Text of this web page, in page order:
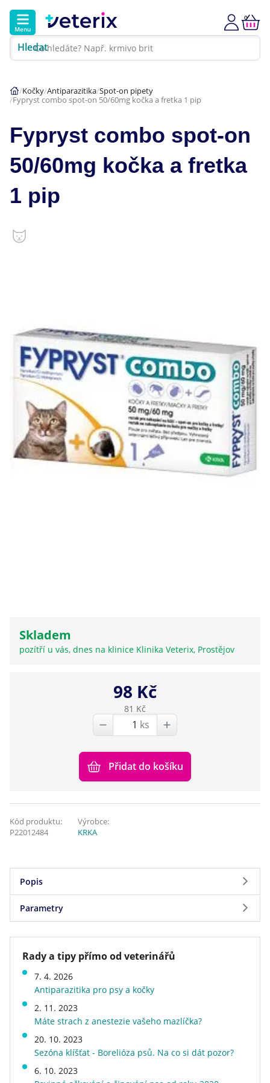
Menu
Hledat
0
Hlavní kategorie
Akce
Psi
Kočky
Veterinární diety
777 319 516
info@veterix.cz
E-shop Veterix
777 319 517 (Po–Pá, 8–15h)
eshop@veterix.cz
Kočky Antiparazitika Spot-on pipety
Fypryst combo spot-on 50/60mg kočka a fretka 1 pip
Fypryst combo spot-on
50/60mg kočka a fretka
1 pip
Skladem
pozítří u vás, dnes na klinice Klinika Veterix, Prostějov
98 Kč
81 Kč
ks
Přidat do košíku
Kód produktu:
P22012484
Výrobce:
KRKA
Popis
Jedna pipeta 0,5 ml obsahuje:
(S)-Methoprenum 60 mg
Pomocné látky:
Butylhydroxyanisol (E320) 0,1 mg
Butylhydroxytoluen (E321) 0,05 mg
Indikace s upřesněním pro cílový druh zvířat
Parametry
Parametry
Značka
KRKA
Forma antiparazitika
Hmotnost
0,018 kg
Doprava zdarma
Rady a tipy přímo od veterinářů
7. 4. 2026
Antiparazitika pro psy a kočky
2. 11. 2023
Máte strach z anestezie vašeho mazlíčka?
20. 10. 2023
Sezóna klíšťat - Borelióza psů. Na co si dát pozor?
6. 10. 2023